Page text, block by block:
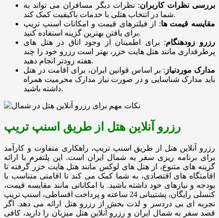
بررسی نظرات کاربران: نظرات دیگر مسافران می تواند به
شما در انتخاب هتلی با خدمات باکیفیت کمک کند.
مقایسه قیمت ها: از فیلترهای قیمت و امکانات اسنپ تریپ
برای یافتن بهترین گزینه استفاده کنید.
رزرو زودهنگام: برای اطمینان از وجود اتاق در هتل های
پرطرفداری مانند هتل هایت خزر، بهتر است رزرو خود را چند
هفته زودتر انجام دهید.
مدارک موردنیاز : بر اساس قوانین ایران، برای اقامت در هتل
باید مدارک شناسایی و در صورت نیاز مدارک محرمیت همراه
داشته باشید.
رزرو آنلاین هتل از طریق اسنپ تریپ
رزرو آنلاین هتل از طریق اسنپ تریپ، راهکاری متفاوت و کارآمد
برای برنامه ریزی سفر به شمال ایران است. این پلتفرم با ارائه
گزینه های متنوع، از هتل های لوکس مانند هتل هایت خزر گرفته تا
اقامتگاه های اقتصادی، به شما کمک می کند تا اقامتی متناسب با
بودجه و نیازهای خود داشته باشید. با امکاناتی مانند مقایسه قیمت،
کنسلی رایگان، پشتیبانی 24 ساعته و پرداخت اقساطی، اسنپ تریپ
تجربه ای بی دردسر و لذت بخش از رزرو هتل ارائه می دهد. اگر
قصد سفر به شمال ایران و رزرو آنلاین هتل میزبان را دارید، کافی